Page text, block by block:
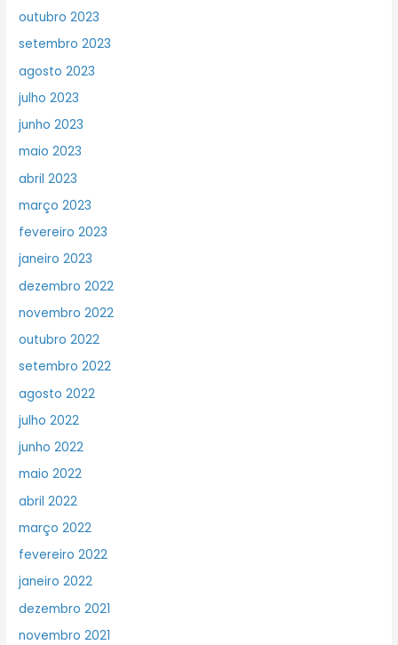
outubro 2023
setembro 2023
agosto 2023
julho 2023
junho 2023
maio 2023
abril 2023
março 2023
fevereiro 2023
janeiro 2023
dezembro 2022
novembro 2022
outubro 2022
setembro 2022
agosto 2022
julho 2022
junho 2022
maio 2022
abril 2022
março 2022
fevereiro 2022
janeiro 2022
dezembro 2021
novembro 2021